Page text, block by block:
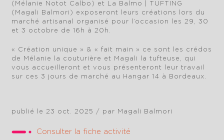
(Mélanie Notot Calbo) et La Balmo | TUFTING
(Magali Balmori) exposeront leurs créations lors du
marché artisanal organisé pour l’occasion les 29, 30
et 3 octobre de 16h à 20h.
« Création unique » & « fait main » ce sont les crédos
de Mélanie la couturière et Magali la tufteuse, qui
vous accueilleront et vous présenteront leur travail
sur ces 3 jours de marché au Hangar 14 à Bordeaux.
publié le 23 oct. 2025 / par Magali Balmori
Consulter la fiche activité